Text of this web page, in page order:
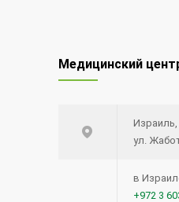
Медицинский
Израиль,
ул.
в
+972 3